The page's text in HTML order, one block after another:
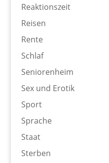
Reaktionszeit
Reisen
Rente
Schlaf
Seniorenheim
Sex und Erotik
Sport
Sprache
Staat
Sterben